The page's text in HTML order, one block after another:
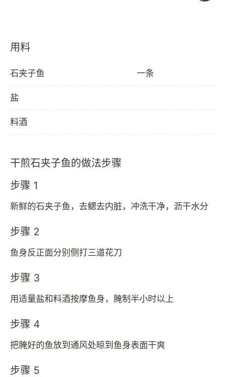
用料
石夹子鱼 一条
盐
料酒
干煎石夹子鱼的做法步骤
步骤 1
新鲜的石夹子鱼，去鳃去内脏，冲洗干净，沥干水分
步骤 2
鱼身反正面分别侧打三道花刀
步骤 3
用适量盐和料酒按摩鱼身，腌制半小时以上
步骤 4
把腌好的鱼放到通风处晾到鱼身表面干爽
步骤 5